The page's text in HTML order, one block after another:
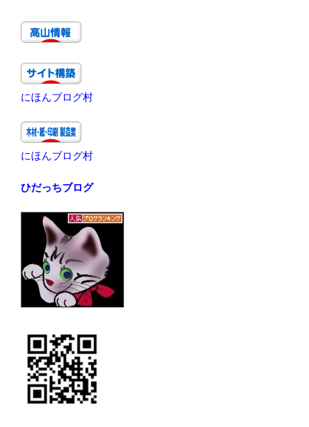
にほんブログ村
にほんブログ村
ひだっちブログ